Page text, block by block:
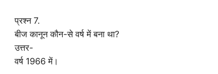
प्रश्न 7.
बीज कानून कौन-से वर्ष में बना था?
उत्तर-
वर्ष 1966 में।